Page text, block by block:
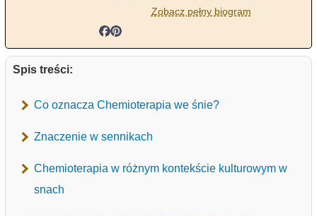
Zobacz pełny biogram
Spis treści:
Co oznacza Chemioterapia we śnie?
Znaczenie w sennikach
Chemioterapia w różnym kontekście kulturowym w
snach